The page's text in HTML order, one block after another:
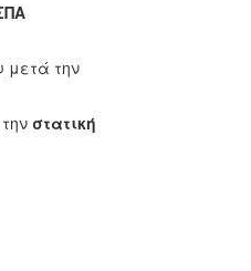
μετά την
στατική